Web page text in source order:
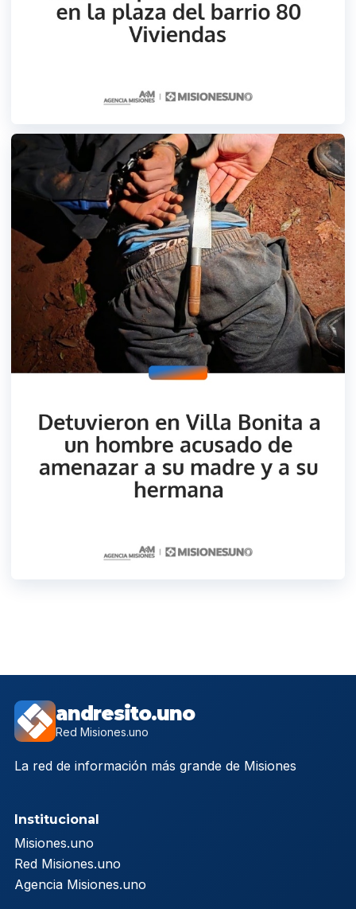
andresito.uno
Red Misiones.uno
La red de información más grande de Misiones
Institucional
Misiones.uno
Red Misiones.uno
Agencia Misiones.uno